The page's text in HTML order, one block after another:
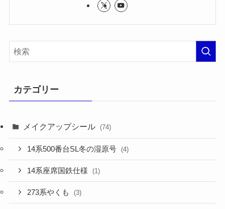
カテゴリー
メイクアップシール (74)
14系500番台SL冬の湿原号 (4)
14系座席国鉄仕様 (1)
273系やくも (3)